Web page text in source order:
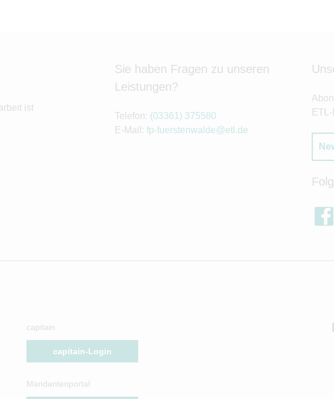
ist
Sie haben Fragen zu unseren
Leistungen?
Telefon: (03361) 375580
E-Mail: fp-fuerstenwalde@etl.de
capitain
capitain-Login
Mandantenportal